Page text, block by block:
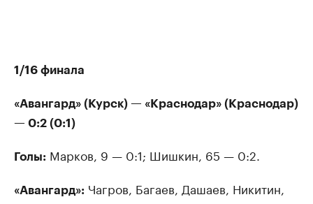
1/16 финала
«Авангард» (Курск) — «Краснодар» (Краснодар)
— 0:2 (0:1)
Голы: Марков, 9 — 0:1; Шишкин, 65 — 0:2.
«Авангард»: Чагров, Багаев, Дашаев, Никитин,